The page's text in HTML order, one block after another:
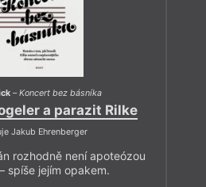
–Koncert bez básníka
a parazit Rilke
Jakub Ehrenberger
rozhodně není apoteózou
spíše jejím opakem.